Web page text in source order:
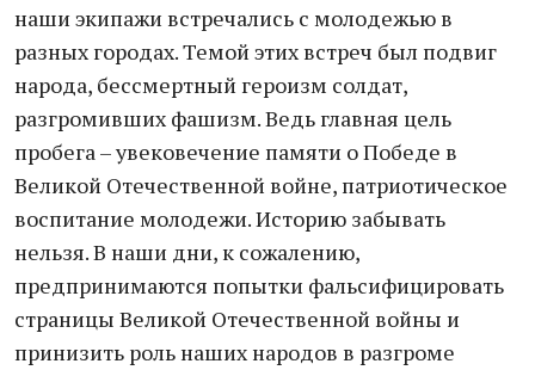
наши экипажи встречались с молодежью в
разных городах. Темой этих встреч был подвиг
народа, бессмертный героизм солдат,
разгромивших фашизм. Ведь главная цель
пробега – увековечение памяти о Победе в
Великой Отечественной войне, патриотическое
воспитание молодежи. Историю забывать
нельзя. В наши дни, к сожалению,
предпринимаются попытки фальсифицировать
страницы Великой Отечественной войны и
принизить роль наших народов в разгроме